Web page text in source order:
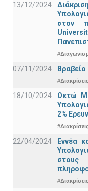
13/12/2024
στον
07/11/2024
#Διακρίσεις
18/10/2024
Οκτώ
2%
#Διακρίσεις
22/04/2024
Εννέα
στους
#Διακρίσεις